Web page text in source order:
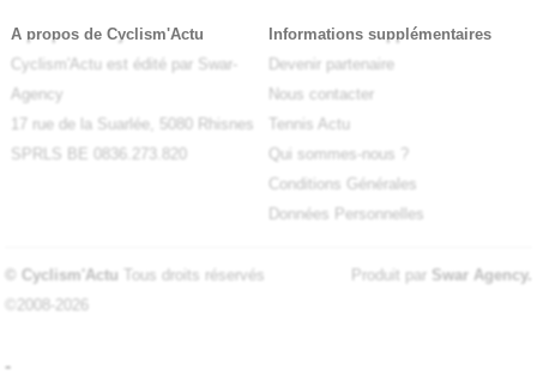
A propos de Cyclism'Actu
Cyclism'Actu est édité par Swar-
Agency
17 rue de la Suarlée, 5080 Rhisnes
SPRLS BE 0836.273.820
Informations supplémentaires
Devenir partenaire
Nous contacter
Tennis Actu
Qui sommes-nous ?
Conditions Générales
Données Personnelles
© Cyclism'Actu Tous droits réservés
©2008-2026
Produit par Swar Agency.
-